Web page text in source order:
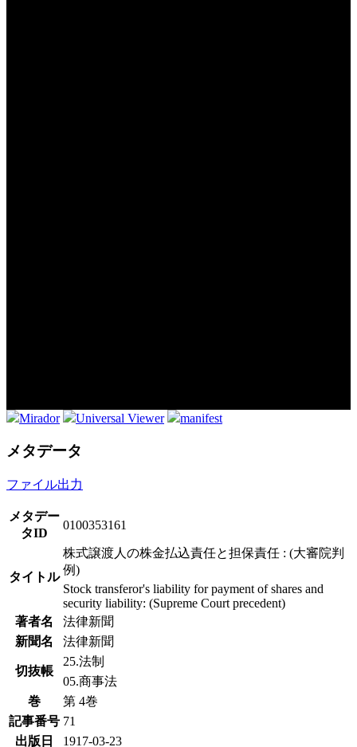
Mirador Universal Viewer manifest
メタデータ
ファイル出力
メタデー
タID
0100353161
タイトル
株式譲渡人の株金払込責任と担保責任 : (大審院判
例)
Stock transferor's liability for payment of shares and
security liability: (Supreme Court precedent)
著者名
法律新聞
新聞名
法律新聞
切抜帳
25.法制
05.商事法
巻
第 4巻
記事番号 71
出版日
1917-03-23